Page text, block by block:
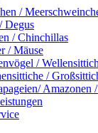
/
Degus
/ Chinchillas
/ Mäuse
/
/
Amazonen